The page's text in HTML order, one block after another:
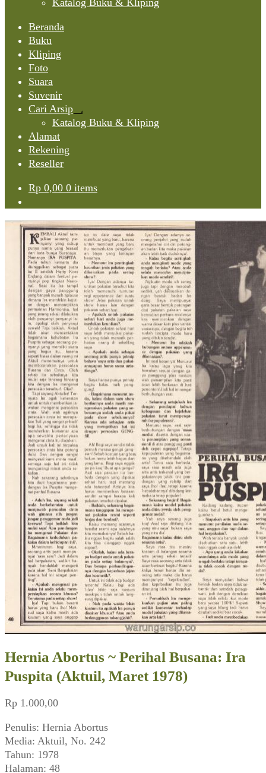
Katalog Buku & Kliping
Beranda
Buku
Kliping
Foto
Suara
Suvenir
Cari Arsip
Expand
child
Katalog Buku & Kliping
Alamat
Rekening
Reseller
Rp 0,00 0 items
Hernia Abortus ~ Perihal Busana: Ira
Puspita (Aktuil, Maret 1978)
Rp 1.000,00
Penulis: Hernia Abortus
Media: Aktuil, No. 242
Tahun: 1978
Halaman: 48